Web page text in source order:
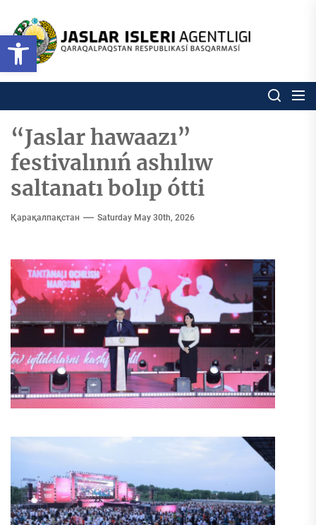
Open toolbar
content
Respublikası
basqarması
Ózbekstan jaslar isleri
“Jaslar hawaazı”
festivalınıń ashılıw
saltanatı bolıp ótti
Қарақалпақстан Saturday May 30th, 2026